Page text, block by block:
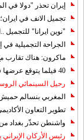
إيران تحذر "دولا في
تجميل الانف في
"نوين ايرانا"
الجراحة التجميلية
ماكرون: هناك تقارب
40 فيلما يتوقع عرضها في مهرجان كان 2019
رحيل السينمائي
المغربي بنسالم
تطوير التعاون
واشنطن تحذّر بغداد من
رئيس الأركان